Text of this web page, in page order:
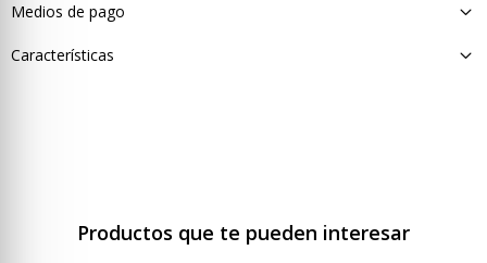
Medios de pago
Características
Productos que te pueden interesar